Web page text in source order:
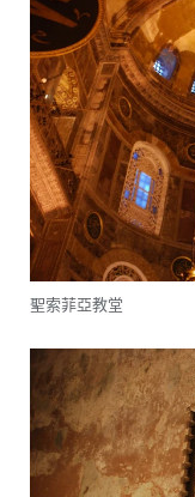
聖索菲亞教堂